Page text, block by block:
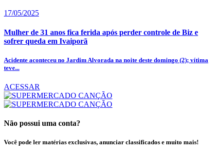
17/05/2025
Mulher de 31 anos fica ferida após perder controle de Biz e
sofrer queda em Ivaiporã
Acidente aconteceu no Jardim Alvorada na noite deste domingo (2); vítima
teve...
ACESSAR
Não possui uma conta?
Você pode ler matérias exclusivas, anunciar classificados e muito mais!